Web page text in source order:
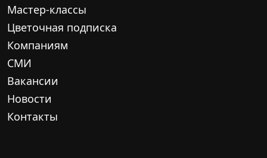
Мастер-классы
Цветочная подписка
Компаниям
СМИ
Вакансии
Новости
Контакты